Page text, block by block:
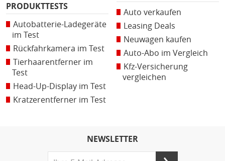
PRODUKTTESTS
Autobatterie-Ladegeräte
im Test
Rückfahrkamera im Test
Tierhaarentferner im
Test
Head-Up-Display im Test
Kratzerentferner im Test
Auto verkaufen
Leasing Deals
Neuwagen kaufen
Auto-Abo im Vergleich
Kfz-Versicherung
vergleichen
NEWSLETTER